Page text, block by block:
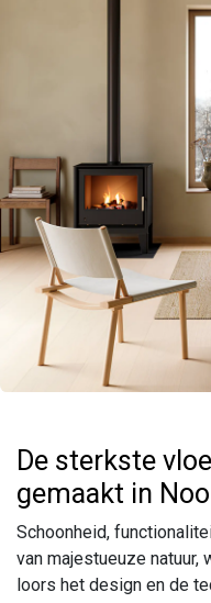
De sterkste
gemaakt in
Schoonheid,
van majestueuze
loors het design en de